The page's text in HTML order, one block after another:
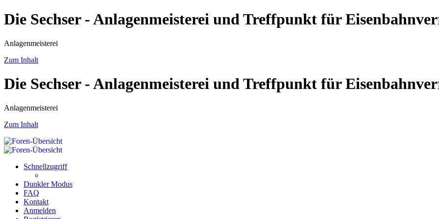
Die Sechser - Anlagenmeisterei und Treffpunkt für
Anlagenmeisterei
Zum Inhalt
Die Sechser - Anlagenmeisterei und Treffpunkt für
Anlagenmeisterei
Zum Inhalt
Schnellzugriff
Dunkler Modus
FAQ
Kontakt
Anmelden